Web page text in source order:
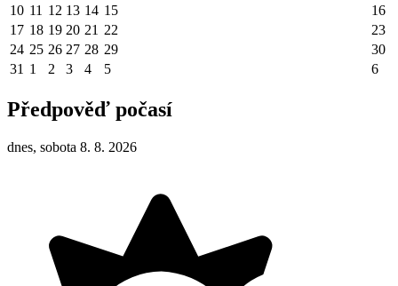
10 11 12 13 14 15
16
17 18 19 20 21 22
23
24 25 26 27 28 29
30
31 1 2 3 4 5 6
Předpověď počasí
dnes, sobota 8. 8. 2026